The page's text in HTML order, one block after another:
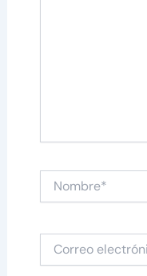
Nombre*
Correo
electrónico*